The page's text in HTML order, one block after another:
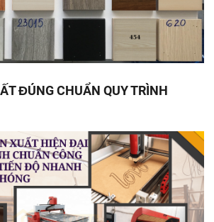
ĐÚNG CHUẨN QUY TRÌNH